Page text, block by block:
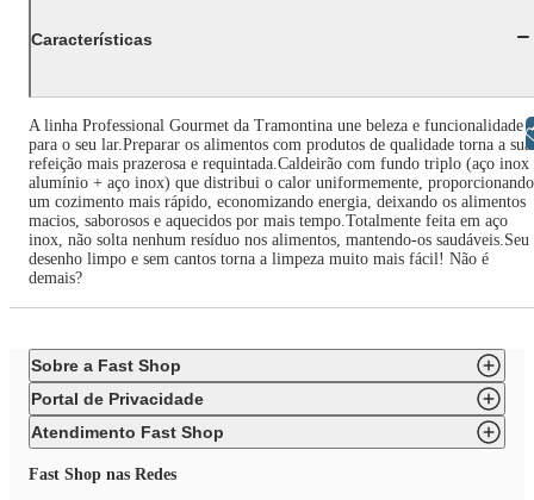
Características
A linha Professional Gourmet da Tramontina une beleza e funcionalidade
para o seu lar.Preparar os alimentos com produtos de qualidade torna a sua
refeição mais prazerosa e requintada.Caldeirão com fundo triplo (aço inox
alumínio + aço inox) que distribui o calor uniformemente, proporcionando
um cozimento mais rápido, economizando energia, deixando os alimentos
macios, saborosos e aquecidos por mais tempo.Totalmente feita em aço
inox, não solta nenhum resíduo nos alimentos, mantendo-os saudáveis.Seu
desenho limpo e sem cantos torna a limpeza muito mais fácil! Não é
demais?
Sobre a Fast Shop
Portal de Privacidade
Atendimento Fast Shop
Fast Shop nas Redes
Libras